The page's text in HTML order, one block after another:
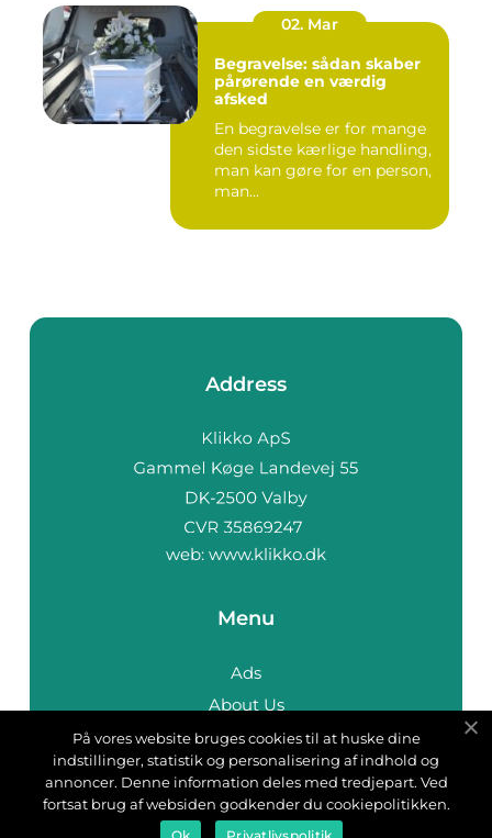
02. Mar
Begravelse: sådan skaber
pårørende en værdig
afsked
En begravelse er for mange
den sidste kærlige handling,
man kan gøre for en person,
man...
Address
web: www.klikko.dk
Menu
Ads
About Us
Cookies
Contact
Sitemap
På vores website bruges cookies til at huske dine
indstillinger, statistik og personalisering af indhold og
annoncer. Denne information deles med tredjepart. Ved
fortsat brug af websiden godkender du cookiepolitikken.